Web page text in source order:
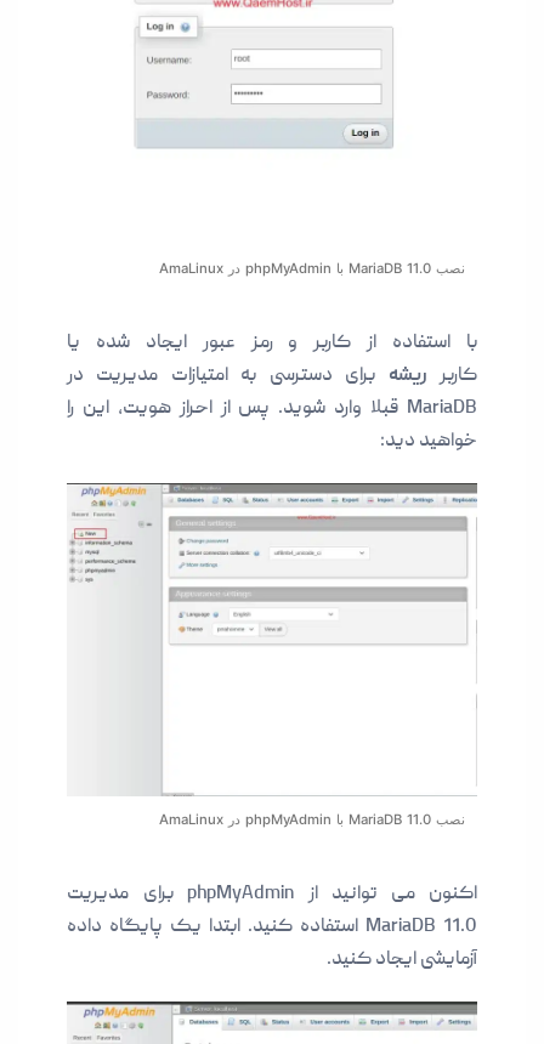
نصب MariaDB 11.0 با phpMyAdmin در AmaLinux
با استفاده از کاربر و رمز عبور ایجاد شده یا
کاربر ریشه برای دسترسی به امتیازات مدیریت در
MariaDB قبلا وارد شوید. پس از احراز هویت، این را
خواهید دید:
نصب MariaDB 11.0 با phpMyAdmin در AmaLinux
اکنون می توانید از phpMyAdmin برای مدیریت
MariaDB 11.0 استفاده کنید. ابتدا یک پایگاه داده
آزمایشی ایجاد کنید.